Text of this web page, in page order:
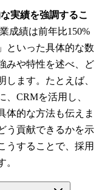
実績を強調するこ
成績は前年比150%
といった具体的な数
みや特性を述べ、ど
ます。たとえば、
、CRMを活用し、
体的な方法も伝えま
う貢献できるかを示
うすることで、採用
。